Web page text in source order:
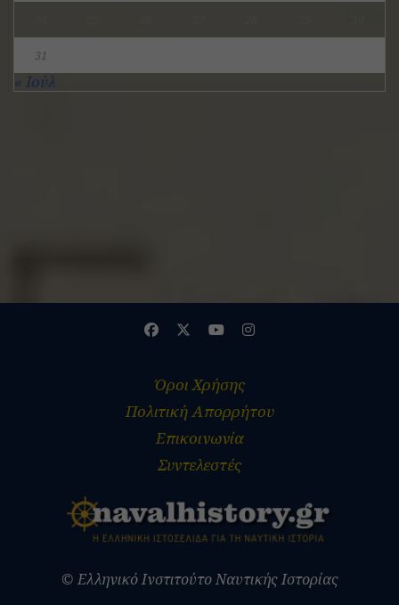
31
« Ιούλ
Όροι Χρήσης
Πολιτική Απορρήτου
Επικοινωνία
Συντελεστές
© Ελληνικό Ινστιτούτο Ναυτικής Ιστορίας